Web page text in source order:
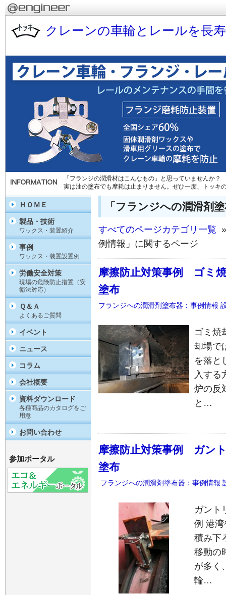
クレーンの車輪とレールを長
「フランジの潤滑材はこんなもの」と思っていませんか？
実は油の塗布でも摩耗は止まりません。ぜひ一度、トッキ
「フランジへの潤滑剤
すべてのページカテゴリ一覧
例情報」に関するページ
摩擦防止対策事例 ゴミ
塗布
フランジへの潤滑剤塗布器：事例情報
ゴミ焼
却場で
を落と
入する
炉の反
と…
摩擦防止対策事例 ガン
塗布
フランジへの潤滑剤塗布器：事例情報
ガント
例 港
積み下
移動の
が多く
輪…
ＨＯＭＥ
製品・技術
ワックス・装置紹介
事例
ワックス・装置設置例
労働安全対策
現場の危険防止措置（安
衛法対応）
Ｑ＆Ａ
よくあるご質問
イベント
ニュース
コラム
会社概要
資料ダウンロード
各種商品のカタログをご
用意
お問い合わせ
参加ポータル